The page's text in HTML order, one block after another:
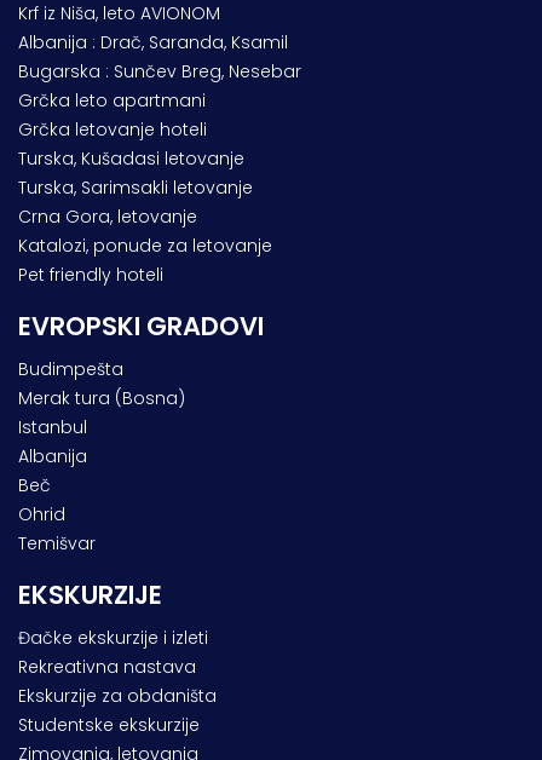
Krf iz Niša, leto AVIONOM
Albanija : Drač, Saranda, Ksamil
Bugarska : Sunčev Breg, Nesebar
Grčka leto apartmani
Grčka letovanje hoteli
Turska, Kušadasi letovanje
Turska, Sarimsakli letovanje
Crna Gora, letovanje
Katalozi, ponude za letovanje
Pet friendly hoteli
EVROPSKI GRADOVI
Budimpešta
Merak tura (Bosna)
Istanbul
Albanija
Beč
Ohrid
Temišvar
EKSKURZIJE
Đačke ekskurzije i izleti
Rekreativna nastava
Ekskurzije za obdaništa
Studentske ekskurzije
Zimovanja, letovanja